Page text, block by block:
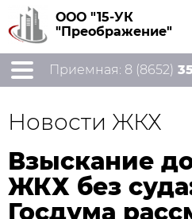
ООО "15-УК
"Преображение"
Приемная: 8 (8652)
Новости ЖКХ
Взыскание
ЖКХ без
Госдума